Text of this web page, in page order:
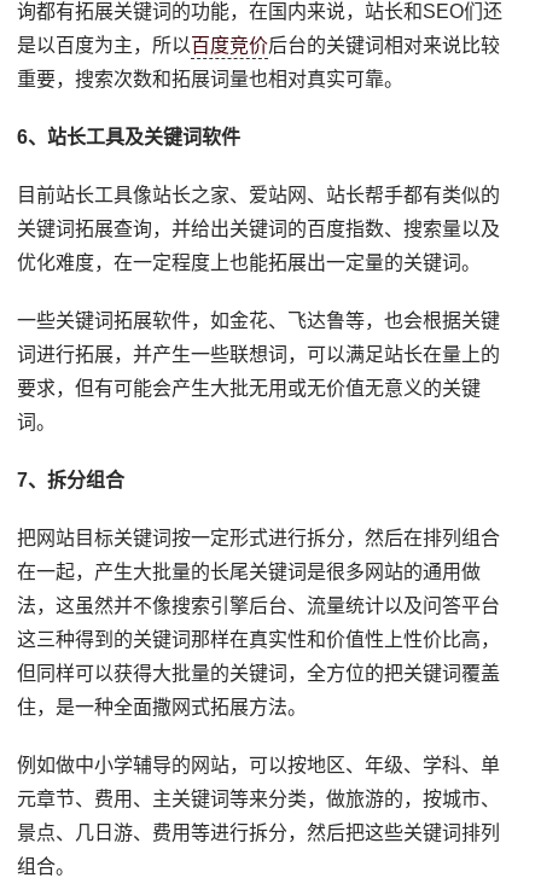
询都有拓展关键词的功能，在国内来说，站长和SEO们还
是以百度为主，所以百度竞价后台的关键词相对来说比较
重要，搜索次数和拓展词量也相对真实可靠。
6、站长工具及关键词软件
目前站长工具像站长之家、爱站网、站长帮手都有类似的
关键词拓展查询，并给出关键词的百度指数、搜索量以及
优化难度，在一定程度上也能拓展出一定量的关键词。
一些关键词拓展软件，如金花、飞达鲁等，也会根据关键
词进行拓展，并产生一些联想词，可以满足站长在量上的
要求，但有可能会产生大批无用或无价值无意义的关键
词。
7、拆分组合
把网站目标关键词按一定形式进行拆分，然后在排列组合
在一起，产生大批量的长尾关键词是很多网站的通用做
法，这虽然并不像搜索引擎后台、流量统计以及问答平台
这三种得到的关键词那样在真实性和价值性上性价比高，
但同样可以获得大批量的关键词，全方位的把关键词覆盖
住，是一种全面撒网式拓展方法。
例如做中小学辅导的网站，可以按地区、年级、学科、单
元章节、费用、主关键词等来分类，做旅游的，按城市、
景点、几日游、费用等进行拆分，然后把这些关键词排列
组合。